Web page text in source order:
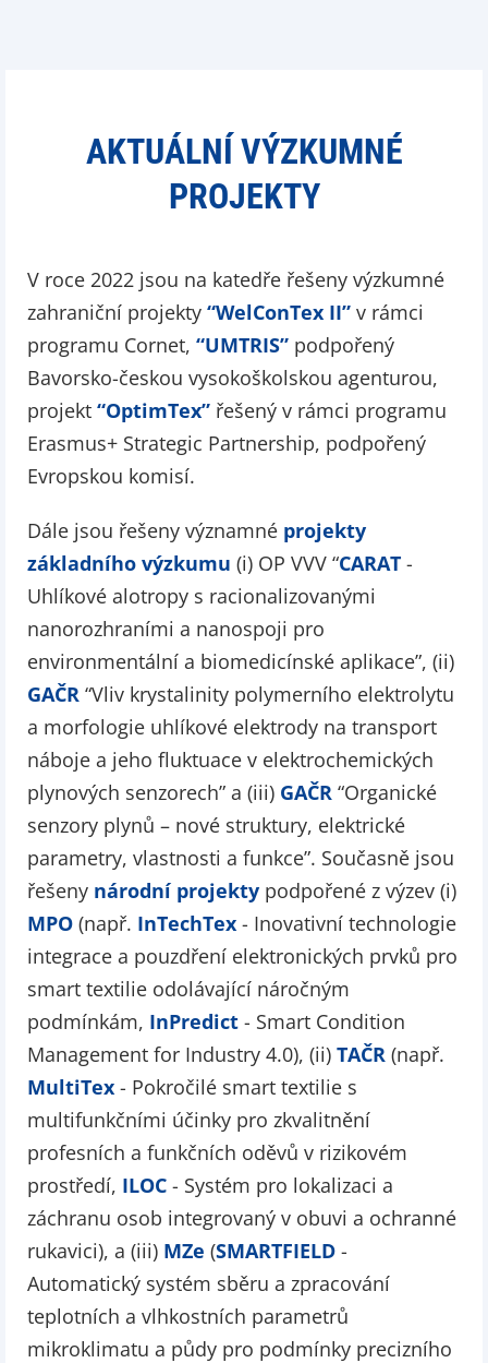
AKTUÁLNÍ VÝZKUMNÉ
PROJEKTY
V roce 2022 jsou na katedře řešeny výzkumné
zahraniční projekty “WelConTex II” v rámci
programu Cornet, “UMTRIS” podpořený
Bavorsko-českou vysokoškolskou agenturou,
projekt “OptimTex” řešený v rámci programu
Erasmus+ Strategic Partnership, podpořený
Evropskou komisí.
Dále jsou řešeny významné projekty
základního výzkumu (i) OP VVV “CARAT -
Uhlíkové alotropy s racionalizovanými
nanorozhraními a nanospoji pro
environmentální a biomedicínské aplikace”, (ii)
GAČR “Vliv krystalinity polymerního elektrolytu
a morfologie uhlíkové elektrody na transport
náboje a jeho fluktuace v elektrochemických
plynových senzorech” a (iii) GAČR “Organické
senzory plynů – nové struktury, elektrické
parametry, vlastnosti a funkce”. Současně jsou
řešeny národní projekty podpořené z výzev (i)
MPO (např. InTechTex - Inovativní technologie
integrace a pouzdření elektronických prvků pro
smart textilie odolávající náročným
podmínkám, InPredict - Smart Condition
Management for Industry 4.0), (ii) TAČR (např.
MultiTex - Pokročilé smart textilie s
multifunkčními účinky pro zkvalitnění
profesních a funkčních oděvů v rizikovém
prostředí, ILOC - Systém pro lokalizaci a
záchranu osob integrovaný v obuvi a ochranné
rukavici), a (iii) MZe (SMARTFIELD -
Automatický systém sběru a zpracování
teplotních a vlhkostních parametrů
mikroklimatu a půdy pro podmínky precizního